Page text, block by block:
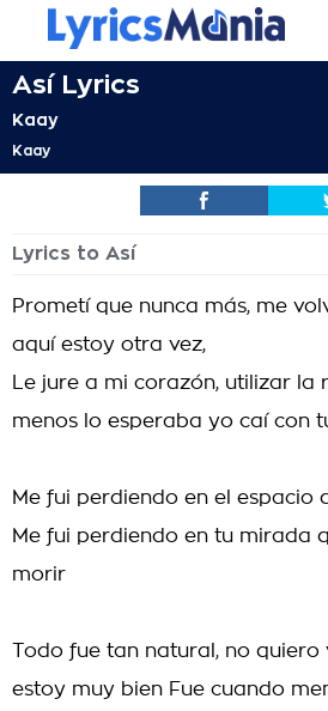
Así Lyrics
Kaay
Kaay
Lyrics to Así
Prometí que nunca más, me
aquí estoy otra vez,
Le jure a mi corazón, utilizar la
menos lo esperaba yo caí con
Me fui perdiendo en el espacio
Me fui perdiendo en tu mirada
morir
Todo fue tan natural, no
estoy muy bien Fue cuando